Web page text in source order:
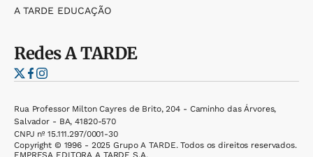
A TARDE EDUCAÇÃO
RedesA TARDE
Rua Professor Milton Cayres de Brito, 204 - Caminho das Árvores,
Salvador - BA, 41820-570
CNPJ nº 15.111.297/0001-30
Copyright © 1996 - 2025 Grupo A TARDE. Todos os direitos reservados.
EMPRESA EDITORA A TARDE S.A.